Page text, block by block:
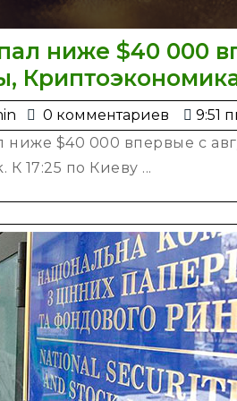
ниже $40 000
admin
0 комментариев
9:51
ниже $40 000 впервые с
17:25 по Киеву ...